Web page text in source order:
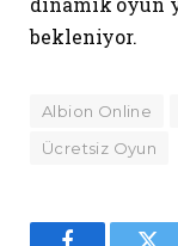
bekleniyor.
Albion Online
Ücretsiz Oyun